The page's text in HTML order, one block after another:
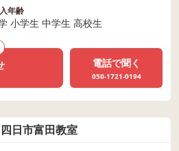
年齢
小学生 中学生 高校生
電話で聞く
050-1721-0194
日市富田教室